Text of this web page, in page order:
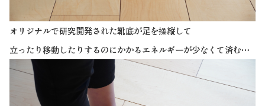
オリジナルで研究開発された靴底が足を操縦して
立ったり移動したりするのにかかるエネルギーが少なくて済む…